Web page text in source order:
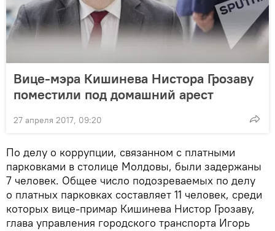
Вице-мэра Кишинева Нистора Грозаву
поместили под домашний арест
27 апреля 2017, 09:20
По делу о коррупции, связанном с платными
парковками в столице Молдовы, были задержаны
7 человек. Общее число подозреваемых по делу
о платных парковках составляет 11 человек, среди
которых вице-примар Кишинева Нистор Грозаву,
глава управления городского транспорта Игорь